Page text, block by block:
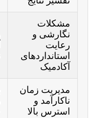
مشکلات
نگارشی و
رعایت
استانداردهای
آکادمیک
مدیریت زمان
ناکارآمد و
استرس بالا